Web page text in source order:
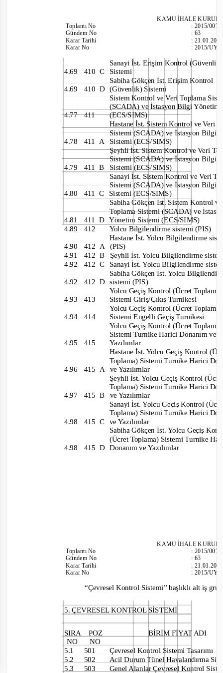
KAMU İHALE KU
ToplantıNo
Gündem No
Karar Tarihi
Karar No
:2015/007
:63
:
:2015/
Sanayi İst. Erişim Kontrol
4.69 410 C Sistemi
Sabiha Gökçen İst. Erişim Kontrol
4.69 410 D (Güvenlik) Sistemi
Sistem Kontrol ve Veri Toplama
(SCADA) ve İstasyon Bilgi
(ECS/SIMS)
4.77 411
Hastane İst. SistemKontrol ve Veri
Sistemi (SCADA) ve İstasyon Bilgi
4.78 411
A Sistemi (ECS/SIMS)
Şeyhli İst. Sistem Kontrol ve Veri
Sistemi (SCADA) ve İstasyon Bilgi
4.79 411 B Sistemi (ECS/SIMS)
Sanayi İst. Sistem Kontrol ve Veri
Sistemi (SCADA) ve İstasyon Bilgi
4.80 411 C Sistemi (ECS/SIMS)
Sabiha Gökçen İst. Sistem Kontrol
Toplama Sistemi (SCADA) ve
4.81 411
DYönetim Sistemi (ECS/SIMS)
4.89 412
Yolcu Bilgilendirme sistemi (PIS)
Hastane İst. Yolcu Bilgilendirme
4.90 412 A (PIS)
4.91 412 B Şeyhli İst. Yolcu Bilgilendirme
4.92 412 C Sanayi İst. Yolcu Bilgilendirme
Sabiha Gökçen İst. Yolcu
4.92 412 D sistemi (PIS)
Yolcu Geçiş Kontrol (Ücret
4.93 413
4.94 414
Sistemi Giriş/Çıkış Turnikesi
Yolcu Geçiş Kontrol (Ücret
Sistemi Engelli Geçiş Turnikesi
Yolcu Geçiş Kontrol (Ücret
Sistemi Turnike Harici Donanım ve
Yazılımlar
4.95 415
Hastane İst. Yolcu Geçiş Kontrol
Toplama) Sistemi Turnike Harici
4.96 415
A ve Yazılımlar
Şeyhli İst. Yolcu Geçiş Kontrol
Toplama) Sistemi Turnike Harici
4.97 415 B ve Yazılımlar
Sanayi İst. Yolcu Geçiş Kontrol
Toplama) Sistemi Turnike Harici
4.98 415 C ve Yazılımlar
Sabiha Gökçen İst. Yolcu Geçiş
(Ücret Toplama) Sistemi Turnike
4.98 415 D Donanım ve Yazılımlar
KAMU İHALE KU
ToplantıNo
Gündem No
Karar Tarihi
Karar No
:2015/007
:63
:
:2015/
“Çevresel Kontrol Sistemi” başlıklı alt iş
5. ÇEVRESEL KONTROL SİSTEMİ
SIRA POZ
NO NO
BİRİM FİYAT ADI
5.1 501
5.2 502
5.3 503
Çevresel Kontrol Sistemi Tasarımı
Acil Durum Tünel Havalandırma
Genel Alanlar Çevresel Kontrol